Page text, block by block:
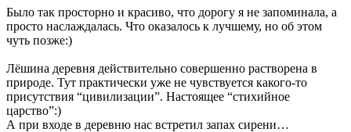
Было так просторно и красиво, что дорогу я не запоминала, а
просто наслаждалась. Что оказалось к лучшему, но об этом
чуть позже:)
Лёшина деревня действительно совершенно растворена в
природе. Тут практически уже не чувствуется какого-то
присутствия “цивилизации”. Настоящее “стихийное
царство”:)
А при входе в деревню нас встретил запах сирени…